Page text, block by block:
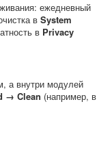
ежедневный
в System
в Privacy
а внутри модулей
→ Clean (например, в